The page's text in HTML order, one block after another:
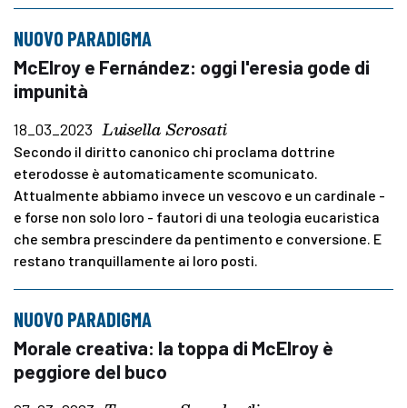
NUOVO PARADIGMA
McElroy e Fernández: oggi l'eresia gode di
impunità
18_03_2023 Luisella Scrosati
Secondo il diritto canonico chi proclama dottrine
eterodosse è automaticamente scomunicato.
Attualmente abbiamo invece un vescovo e un cardinale -
e forse non solo loro - fautori di una teologia eucaristica
che sembra prescindere da pentimento e conversione. E
restano tranquillamente ai loro posti.
NUOVO PARADIGMA
Morale creativa: la toppa di McElroy è
peggiore del buco